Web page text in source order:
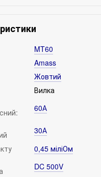
MT60
Amass
Жовтий
Вилка
60А
30А
0,45 міліОм
DC 500V